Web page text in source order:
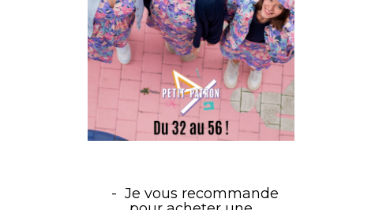
Je vous recommande